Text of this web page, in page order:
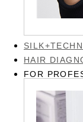
HAIR
FOR